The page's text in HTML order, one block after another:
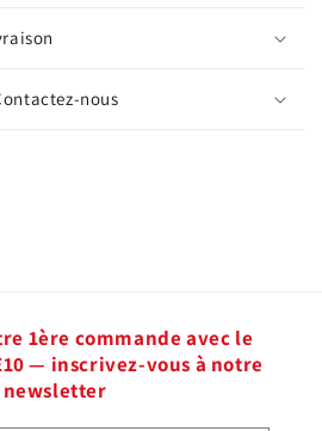
nous
1ère commande avec le
— inscrivez-vous à notre
newsletter